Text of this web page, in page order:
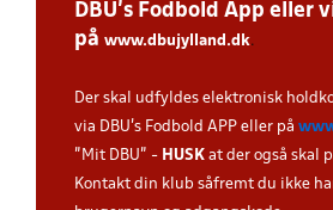
DBU’s Fodbold App eller
på www.dbujylland.dk.
Der skal udfyldes elektronisk
via DBU's Fodbold APP eller på
"Mit DBU" - HUSK at der også skal
Kontakt din klub såfremt du ikke